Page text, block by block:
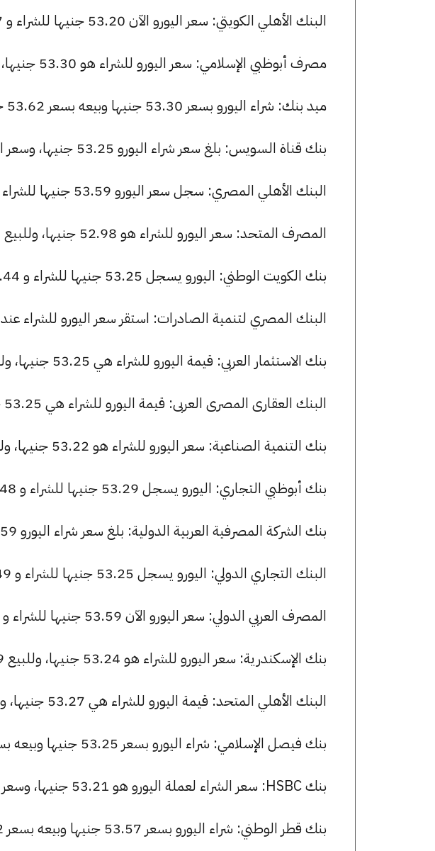
البنك الأهلي الكويتي: سعر اليورو الآن 53.20 جنيها للشراء و 53.47 للبيع.
مصرف أبوظبي الإسلامي: سعر اليورو للشراء هو 53.30 جنيها، وللبيع 53.49 جنيها.
ميد بنك: شراء اليورو بسعر 53.30 جنيها وبيعه بسعر 53.62 جنيها.
بنك قناة السويس: بلغ سعر شراء اليورو 53.25 جنيها، وسعر البيع 53.44 جنيها.
البنك الأهلي المصري: سجل سعر اليورو 53.59 جنيها للشراء و 53.81 للبيع.
المصرف المتحد: سعر اليورو للشراء هو 52.98 جنيها، وللبيع 53.44 جنيها.
بنك الكويت الوطني: اليورو يسجل 53.25 جنيها للشراء و 53.44 جنيها للبيع.
البنك المصري لتنمية الصادرات: استقر سعر اليورو للشراء عند 53.25 جنيها، وللبيع عند 53.47 جنيها.
بنك الاستثمار العربي: قيمة اليورو للشراء هي 53.25 جنيها، وللبيع 53.44 جنيها.
البنك العقارى المصرى العربى: قيمة اليورو للشراء هي 53.25 جنيها، وللبيع 53.52 جنيها.
بنك التنمية الصناعية: سعر اليورو للشراء هو 53.22 جنيها، وللبيع 53.37 جنيها.
بنك أبوظبي التجاري: اليورو يسجل 53.29 جنيها للشراء و 53.48 جنيها للبيع.
بنك الشركة المصرفية العربية الدولية: بلغ سعر شراء اليورو 53.59 جنيها، وسعر البيع 53.83 جنيها.
البنك التجاري الدولي: اليورو يسجل 53.25 جنيها للشراء و 53.49 جنيها للبيع.
المصرف العربي الدولي: سعر اليورو الآن 53.59 جنيها للشراء و 53.83 للبيع.
بنك الإسكندرية: سعر اليورو للشراء هو 53.24 جنيها، وللبيع 53.49 جنيها.
البنك الأهلي المتحد: قيمة اليورو للشراء هي 53.27 جنيها، وللبيع 53.46 جنيها.
بنك فيصل الإسلامي: شراء اليورو بسعر 53.25 جنيها وبيعه بسعر 53.48 جنيها.
بنك HSBC: سعر الشراء لعملة اليورو هو 53.21 جنيها، وسعر البيع هو 53.49 جنيها.
بنك قطر الوطني: شراء اليورو بسعر 53.57 جنيها وبيعه بسعر 53.82 جنيها.